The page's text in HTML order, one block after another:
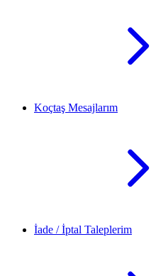
Koçtaş Mesajlarım
İade / İptal Taleplerim